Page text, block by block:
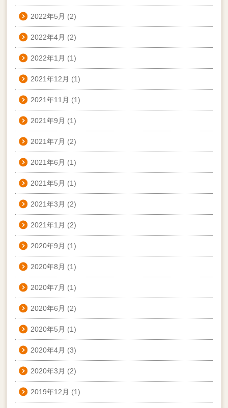
2022年5月 (2)
2022年4月 (2)
2022年1月 (1)
2021年12月 (1)
2021年11月 (1)
2021年9月 (1)
2021年7月 (2)
2021年6月 (1)
2021年5月 (1)
2021年3月 (2)
2021年1月 (2)
2020年9月 (1)
2020年8月 (1)
2020年7月 (1)
2020年6月 (2)
2020年5月 (1)
2020年4月 (3)
2020年3月 (2)
2019年12月 (1)